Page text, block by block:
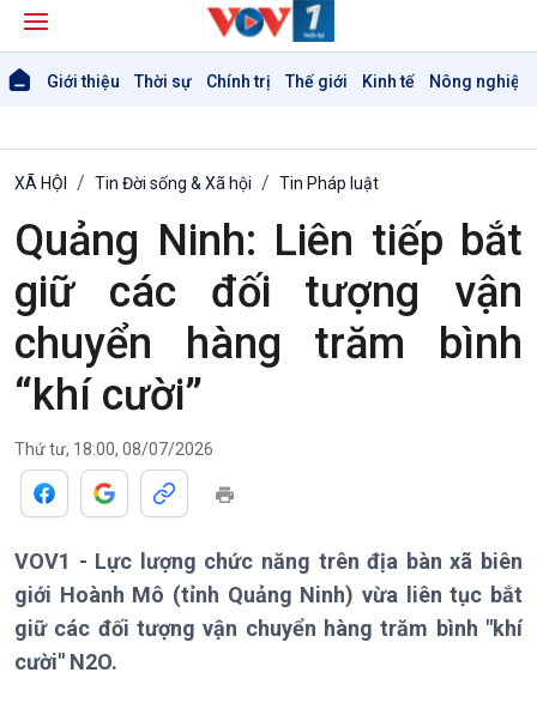
Giới thiệu Thời sự Chính trị Thế giới Kinh tế Nông nghiệp
Giới thiệu
Thời sự 6h
Thời sự 12h
Thời sự 18h
Thời sự 21h30
XÃ HỘI Tin Đời sống & Xã hội Tin Pháp luật
Quảng Ninh: Liên tiếp bắt
giữ các đối tượng vận
chuyển hàng trăm bình
“khí cười”
Thứ tư, 18:00, 08/07/2026
VOV1 - Lực lượng chức năng trên địa bàn xã biên
giới Hoành Mô (tỉnh Quảng Ninh) vừa liên tục bắt
giữ các đối tượng vận chuyển hàng trăm bình "khí
cười" N2O.